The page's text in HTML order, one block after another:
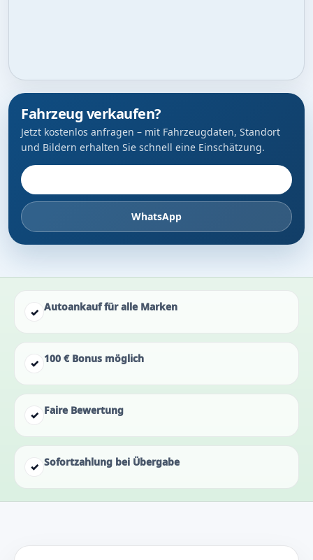
Fahrzeug verkaufen?
Jetzt kostenlos anfragen – mit Fahrzeugdaten, Standort
und Bildern erhalten Sie schnell eine Einschätzung.
WhatsApp
✓ Autoankauf für alle Marken
✓ 100 € Bonus möglich
✓ Faire Bewertung
✓ Sofortzahlung bei Übergabe